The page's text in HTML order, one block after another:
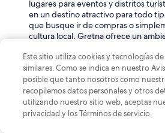
lugares para eventos y distritos
en un destino atractivo para todo
que busque ir de compras o
cultura local, Gretna ofrece un
Ver menos
Actividades para hacer cerca de
Terrytown, Luisiana, es un destino ideal
familiares, ofreciendo una mezcla de
atracciones urbanas. Los visitantes
Este sitio utiliza cookies y tecnologías
similares. Como se indica en nuestro
posible que tanto nosotros como
recopilemos datos personales y otros
utilizando nuestro sitio web, aceptas
privacidad y los Términos de servicio.